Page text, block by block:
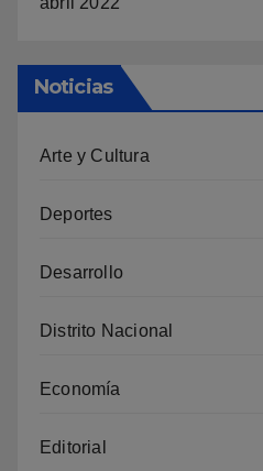
Noticias
Arte y Cultura
Deportes
Desarrollo
Distrito Nacional
Economía
Editorial